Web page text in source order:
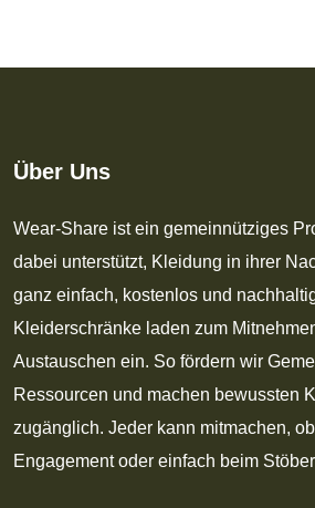
Über Uns
Wear-Share ist ein gemeinnütziges
dabei unterstützt, Kleidung in ihrer
ganz einfach, kostenlos und
Kleiderschränke laden zum
Austauschen ein. So fördern wir
Ressourcen und machen bewussten
zugänglich. Jeder kann mitmachen,
Engagement oder einfach beim